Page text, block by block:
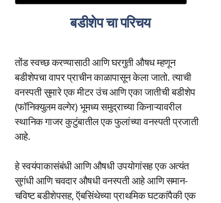
बडीशेप चा परिचय
तोंड स्वच्छ करण्यासाठी आणि घरगुती औषध म्हणून
बडीशेपचा वापर प्राचीन काळापासून केला जातो. त्याची
वनस्पती सुमारे एक मीटर उंच आणि एका जातीची बडीशेप
(फॉनिक्युलम वल्गेर) भूमध्य समुद्राच्या किनाऱ्यावरील
स्थानिक गाजर कुटुंबातील एक फुलांच्या वनस्पती प्रजाती
आहे.
हे स्वयंपाकासंबंधी आणि औषधी उपयोगांसह एक अत्यंत
सुगंधी आणि चवदार औषधी वनस्पती आहे आणि समान-
चविष्ट बडीशेपसह, ऍबसिंथेच्या प्राथमिक घटकांपैकी एक